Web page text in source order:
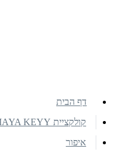
דף הבית
קולקציית MAYA KEYY
איפור